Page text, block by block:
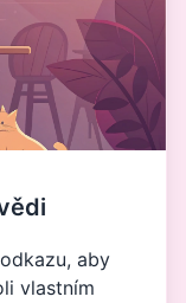
aby
vlastním